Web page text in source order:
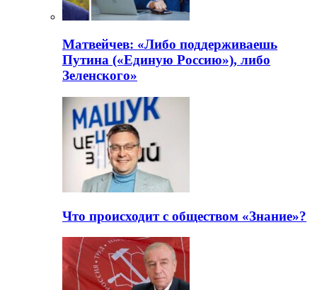
Матвейчев: «Либо поддерживаешь
Путина («Единую Россию»), либо
Зеленского»
Что происходит с обществом «Знание»?